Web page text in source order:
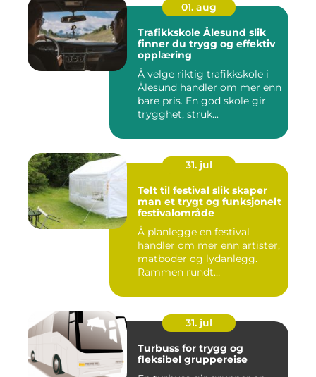
01. aug
Trafikkskole Ålesund slik
finner du trygg og effektiv
opplæring
Å velge riktig trafikkskole i
Ålesund handler om mer enn
bare pris. En god skole gir
trygghet, struk...
31. jul
Telt til festival slik skaper
man et trygt og funksjonelt
festivalområde
Å planlegge en festival
handler om mer enn artister,
matboder og lydanlegg.
Rammen rundt
31. jul
Turbuss for trygg og
fleksibel gruppereise